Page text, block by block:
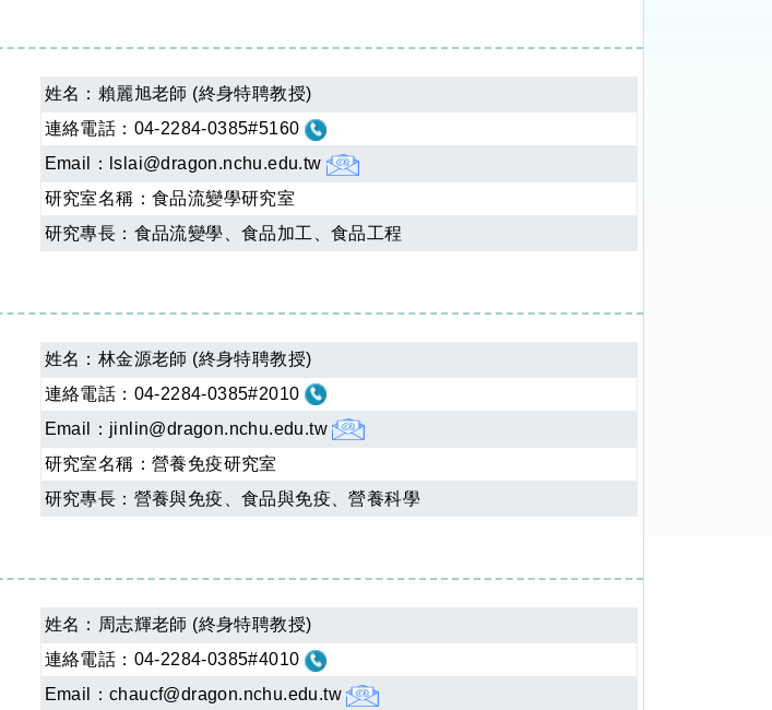
姓名： 賴麗旭老師 (終身特聘教授)
連絡電話：04-2284-0385#5160
Email：
lslai@dragon.nchu.edu.tw
研究室名稱：食品流變學研究室
研究專長：食品流變學、食品加工、食品工程
姓名： 林金源老師 (終身特聘教授)
連絡電話：04-2284-0385#2010
Email： jinlin@dragon.nchu.edu.tw
研究室名稱：營養免疫研究室
研究專長：營養與免疫、食品與免疫、營養科學
姓名： 周志輝老師 (終身特聘教授)
連絡電話：04-2284-0385#4010
Email：chaucf@dragon.nchu.edu.tw